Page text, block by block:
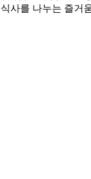
사를 나누는 즐거